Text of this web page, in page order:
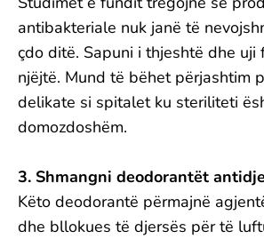
antibakteriale nuk janë të
çdo ditë. Sapuni i thjeshtë dhe uji
njëjtë. Mund të bëhet përjashtim
delikate si spitalet ku steriliteti
domozdoshëm.
3. Shmangni deodorantët
Këto deodorantë përmajnë
dhe bllokues të djersës për të